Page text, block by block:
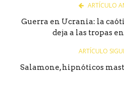
ARTÍCULO
Guerra en Ucrania: la
deja a las tropas
ARTÍCULO
Salamone, hipnóticos